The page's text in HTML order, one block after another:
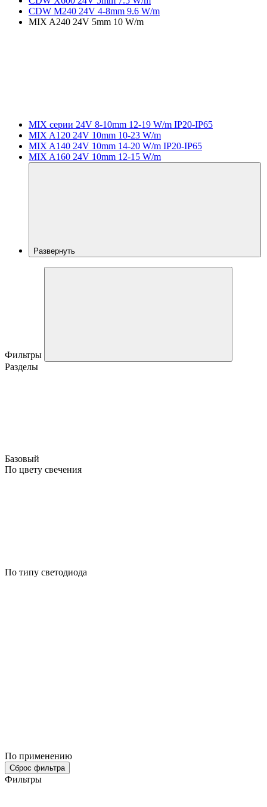
CDW M240 24V 4-8mm 9.6 W/m
MIX A240 24V 5mm 10 W/m
MIX серии 24V 8-10mm 12-19 W/m IP20-IP65
MIX A120 24V 10mm 10-23 W/m
MIX A140 24V 10mm 14-20 W/m IP20-IP65
MIX A160 24V 10mm 12-15 W/m
Развернуть
Фильтры
Разделы
Базовый
По цвету свечения
По типу светодиода
По применению
Сброс фильтра
Фильтры